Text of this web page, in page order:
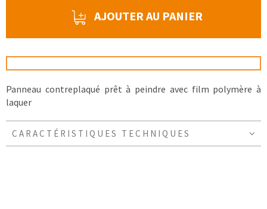
AJOUTER AU PANIER
Panneau contreplaqué prêt à peindre avec film polymère à
laquer
CARACTÉRISTIQUES TECHNIQUES